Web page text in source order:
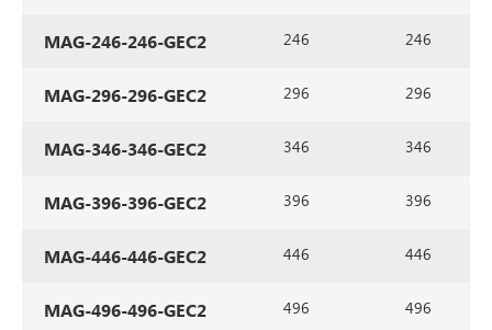
MAG-246-246-GEC2 246 246
MAG-296-296-GEC2 296 296
MAG-346-346-GEC2 346 346
MAG-396-396-GEC2 396 396
MAG-446-446-GEC2 446 446
MAG-496-496-GEC2 496 496